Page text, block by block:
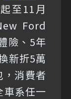
至11月
Ford
險、5年
新折5萬
消費者
系任一